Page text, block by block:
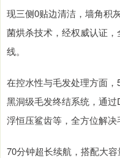
现三侧0贴边清洁，墙角积
菌烘杀技术，经权威认证
线。
在控水性与毛发处理方面，
黑洞级毛发终结系统，通
浮恒压鲨齿等，全方位解决
70分钟超长续航，搭配大